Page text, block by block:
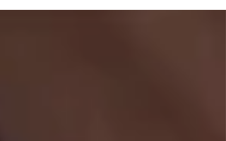
más, salimos a marchar para encontrarnos,...